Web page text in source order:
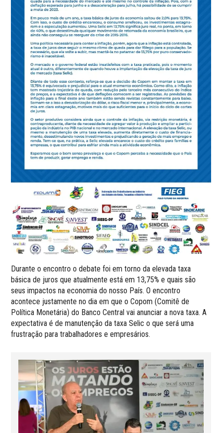
Durante o encontro o debate foi em torno da elevada taxa
básica de juros que atualmente está em 13,75% e quais são
seus impactos na economia do nosso País. O encontro
acontece justamente no dia em que o Copom (Comitê de
Política Monetária) do Banco Central vai anunciar a nova taxa. A
expectativa é de manutenção da taxa Selic o que será uma
frustração para trabalhadores e empresários.